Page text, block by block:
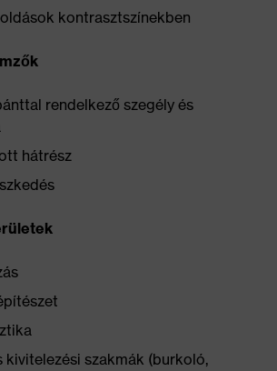
kontrasztszínekben
rendelkező szegély és
hátrész
kivitelezési szakmák (burkoló,